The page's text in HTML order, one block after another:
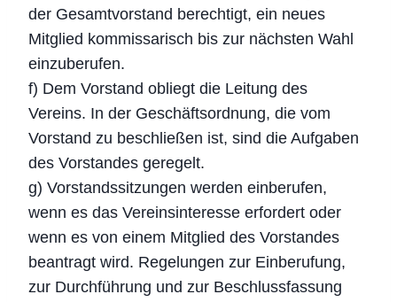
der Gesamtvorstand berechtigt, ein neues
Mitglied kommissarisch bis zur nächsten Wahl
einzuberufen.
f) Dem Vorstand obliegt die Leitung des
Vereins. In der Geschäftsordnung, die vom
Vorstand zu beschließen ist, sind die Aufgaben
des Vorstandes geregelt.
g) Vorstandssitzungen werden einberufen,
wenn es das Vereinsinteresse erfordert oder
wenn es von einem Mitglied des Vorstandes
beantragt wird. Regelungen zur Einberufung,
zur Durchführung und zur Beschlussfassung